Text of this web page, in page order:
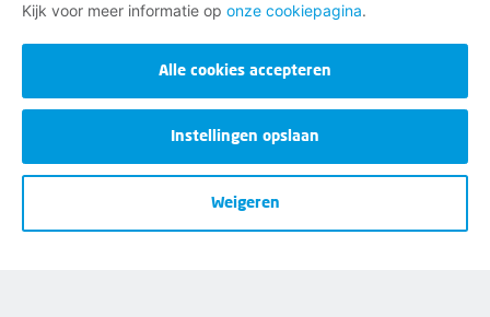
Daarna:
€-.--p/m
korting
Kijk voor meer informatie op onze cookiepagina.
Alle cookies accepteren
Instellingen opslaan
Weigeren